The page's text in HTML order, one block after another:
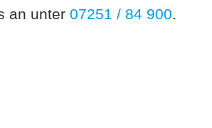
an unter07251 / 84 900.